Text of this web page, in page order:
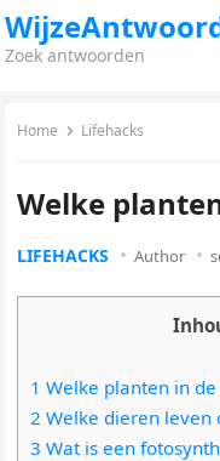
Zoek antwoorden
Home Lifehacks
Welke
LIFEHACKS Author
1 Welke planten in
2 Welke dieren leven
3 Wat is een